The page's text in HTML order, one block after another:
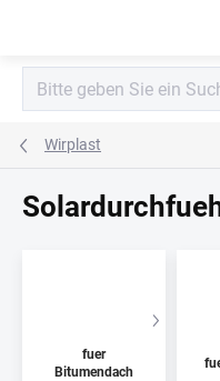
Wirplast
fuer
Bitumendach